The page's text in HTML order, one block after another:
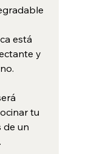
está
y
tu
de un